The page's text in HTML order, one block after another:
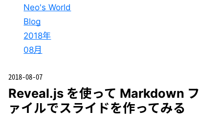
Neo's World
Blog
2018年
08月
2018-08-07
Reveal.js を使って Markdown フ
ァイルでスライドを作ってみる